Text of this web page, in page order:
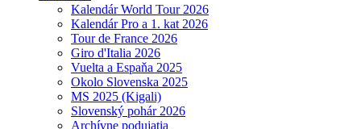
Kalendár World Tour 2026
Kalendár Pro a 1. kat 2026
Tour de France 2026
Giro d'Italia 2026
Vuelta a Espaňa 2025
Okolo Slovenska 2025
MS 2025 (Kigali)
Slovenský pohár 2026
Archívne podujatia